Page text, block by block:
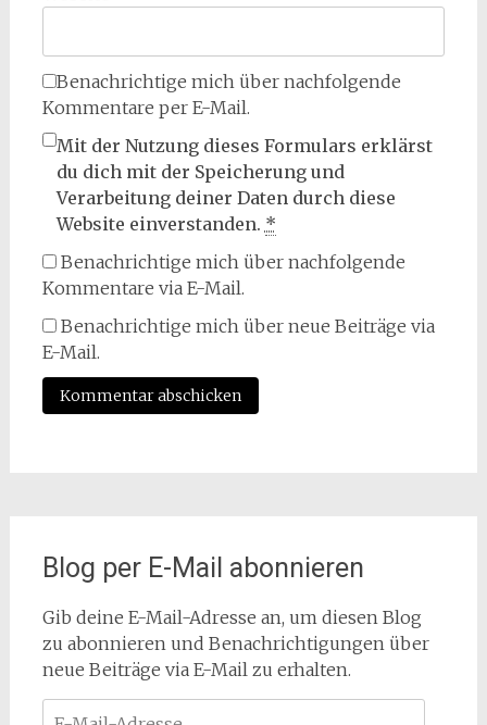
Benachrichtige mich über nachfolgende
Kommentare per E-Mail.
Mit der Nutzung dieses Formulars erklärst
du dich mit der Speicherung und
Verarbeitung deiner Daten durch diese
Website einverstanden. *
Benachrichtige mich über nachfolgende
Kommentare via E-Mail.
Benachrichtige mich über neue Beiträge via
E-Mail.
Blog per E-Mail abonnieren
Gib deine E-Mail-Adresse an, um diesen Blog
zu abonnieren und Benachrichtigungen über
neue Beiträge via E-Mail zu erhalten.